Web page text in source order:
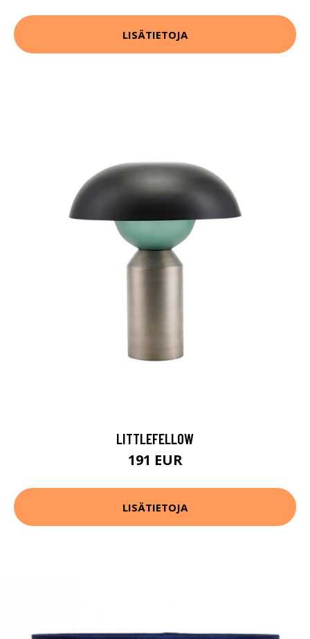
LISÄTIETOJA
LITTLEFELLOW
191 EUR
LISÄTIETOJA